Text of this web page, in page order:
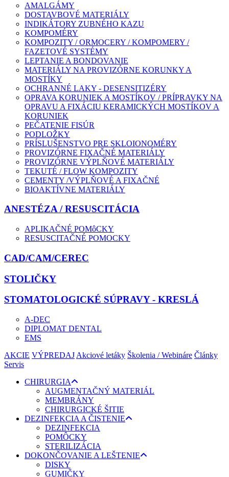
AMALGÁMY
DOSTAVBOVÉ MATERIÁLY
INDIKÁTORY ZUBNÉHO KAZU
KOMPOMÉRY
KOMPOZITY / ORMOCERY / KOMPOMERY /
FAZETOVÉ SYSTÉMY
LEPTANIE A BONDOVANIE
MATERIÁLY NA PROVIZÓRNE KORUNKY A
MOSTÍKY
OCHRANNÉ LAKY - DESENSITIZÉRY
OPRAVA KORUNIEK A MOSTÍKOV / PRÍPRAVKY NA
OPRAVU A FIXÁCIU KERAMICKÝCH MOSTÍKOV A
KORUNIEK
PEČATENIE FISÚR
PODLOŽKY
PRÍSLUŠENSTVO PRE SKLOIONOMÉRY
PROVIZÓRNE FIXAČNÉ MATERIÁLY
PROVIZÓRNE VÝPLŇOVÉ MATERIÁLY
TEKUTÉ / FLOW KOMPOZITY
CEMENTY /VÝPLŇOVÉ A FIXAČNÉ
BIOAKTÍVNE MATERIÁLY
ANESTÉZA / RESUSCITÁCIA
APLIKAČNÉ POMôCKY
RESUSCITAČNÉ POMOCKY
CAD/CAM/CEREC
STOLIČKY
STOMATOLOGICKÉ SÚPRAVY - KRESLÁ
A-DEC
DIPLOMAT DENTAL
EMS
AKCIE VÝPREDAJ Akciové letáky Školenia / Webináre Články
Servis
CHIRURGIA
AUGMENTAČNÝ MATERIÁL
MEMBRÁNY
CHIRURGICKÉ ŠITIE
DEZINFEKCIA A ČISTENIE
DEZINFEKCIA
POMÔCKY
STERILIZÁCIA
DOKONČOVANIE A LEŠTENIE
DISKY
GUMIČKY